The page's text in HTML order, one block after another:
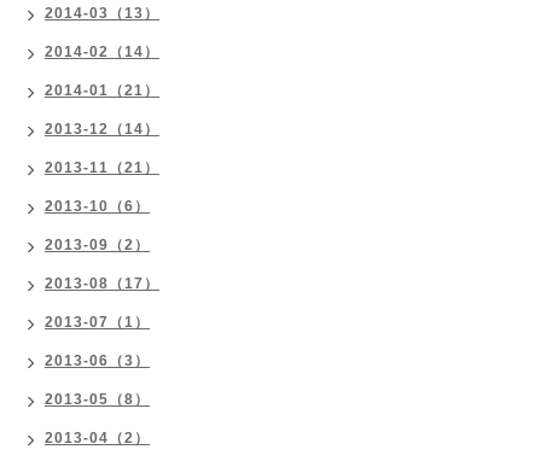
2014-03（13）
2014-02（14）
2014-01（21）
2013-12（14）
2013-11（21）
2013-10（6）
2013-09（2）
2013-08（17）
2013-07（1）
2013-06（3）
2013-05（8）
2013-04（2）